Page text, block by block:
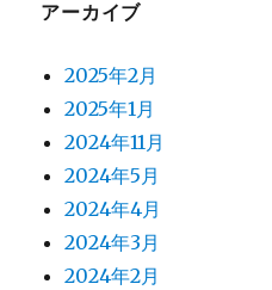
アーカイブ
2025年2月
2025年1月
2024年11月
2024年5月
2024年4月
2024年3月
2024年2月